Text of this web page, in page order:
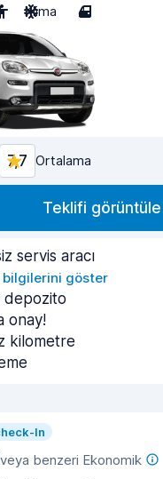
Klima 4
7,7 Ortalama
Teklifi görüntüle
servis aracı
bilgilerini göster
depozito
onay!
kilometre
In
veya benzeri Ekonomik